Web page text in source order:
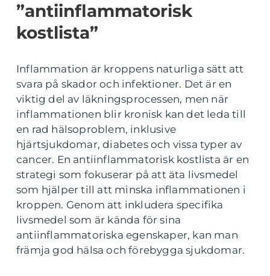
”antiinflammatorisk
kostlista”
Inflammation är kroppens naturliga sätt att
svara på skador och infektioner. Det är en
viktig del av läkningsprocessen, men när
inflammationen blir kronisk kan det leda till
en rad hälsoproblem, inklusive
hjärtsjukdomar, diabetes och vissa typer av
cancer. En antiinflammatorisk kostlista är en
strategi som fokuserar på att äta livsmedel
som hjälper till att minska inflammationen i
kroppen. Genom att inkludera specifika
livsmedel som är kända för sina
antiinflammatoriska egenskaper, kan man
främja god hälsa och förebygga sjukdomar.